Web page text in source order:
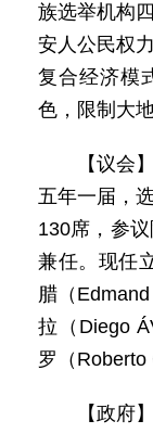
族选举机构
安人公民权
复合经济模
色，限制大
【议会
五年一届，
130席，参
兼任。现任
腊（
拉（Diego
罗（Roberto
【政府